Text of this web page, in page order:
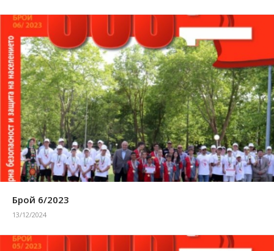
Брой 6/2023
13/12/2024